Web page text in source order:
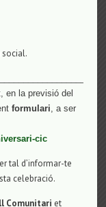
social.
en la previsió del
formulari , a ser
cic
tal d’informar-te
celebració.
Comunitari et